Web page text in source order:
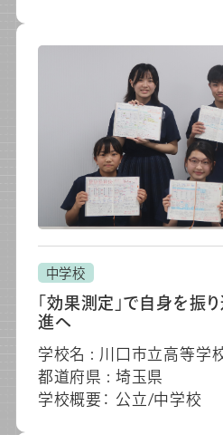
中学校
「効果測定」で自身を振
進へ
学校名 : 川口市立高等
都道府県 : 埼玉県
学校概要： 公立/中学校